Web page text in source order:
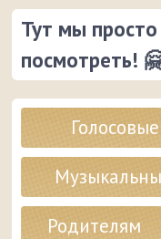
Тут мы
посмотреть!
Голосовые
Родителям